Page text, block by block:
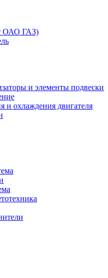
ОАО ГАЗ)
и элементы подвески
и охлаждения двигателя